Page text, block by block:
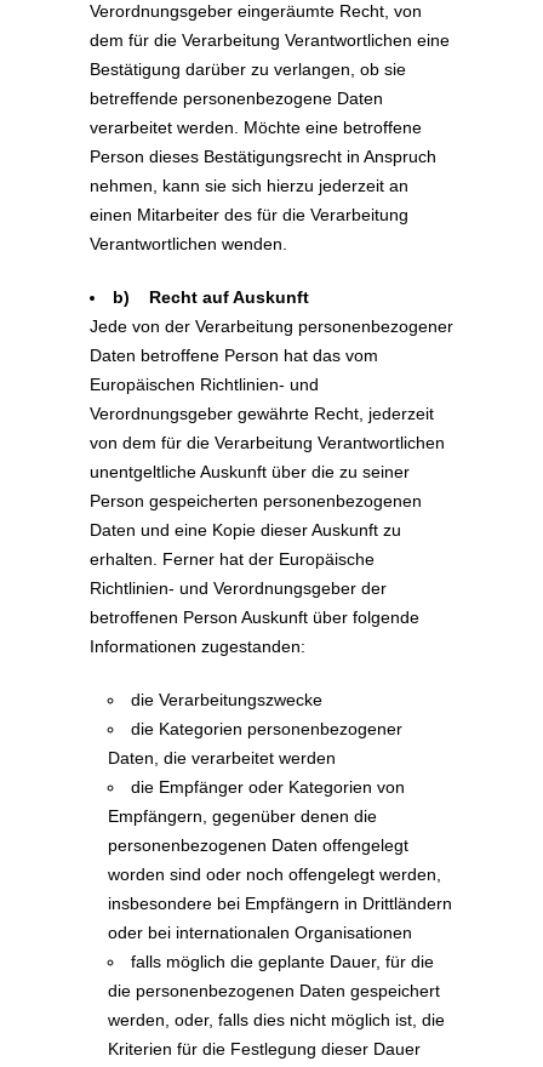
Verordnungsgeber eingeräumte Recht, von
dem für die Verarbeitung Verantwortlichen eine
Bestätigung darüber zu verlangen, ob sie
betreffende personenbezogene Daten
verarbeitet werden. Möchte eine betroffene
Person dieses Bestätigungsrecht in Anspruch
nehmen, kann sie sich hierzu jederzeit an
einen Mitarbeiter des für die Verarbeitung
Verantwortlichen wenden.
b) Recht auf Auskunft
Jede von der Verarbeitung personenbezogener
Daten betroffene Person hat das vom
Europäischen Richtlinien- und
Verordnungsgeber gewährte Recht, jederzeit
von dem für die Verarbeitung Verantwortlichen
unentgeltliche Auskunft über die zu seiner
Person gespeicherten personenbezogenen
Daten und eine Kopie dieser Auskunft zu
erhalten. Ferner hat der Europäische
Richtlinien- und Verordnungsgeber der
betroffenen Person Auskunft über folgende
Informationen zugestanden:
die Verarbeitungszwecke
die Kategorien personenbezogener
Daten, die verarbeitet werden
die Empfänger oder Kategorien von
Empfängern, gegenüber denen die
personenbezogenen Daten offengelegt
worden sind oder noch offengelegt werden,
insbesondere bei Empfängern in Drittländern
oder bei internationalen Organisationen
falls möglich die geplante Dauer, für die
die personenbezogenen Daten gespeichert
werden, oder, falls dies nicht möglich ist, die
Kriterien für die Festlegung dieser Dauer